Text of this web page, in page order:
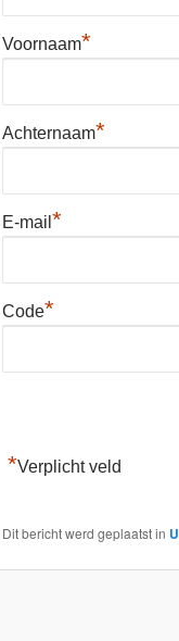
Voornaam*
Achternaam*
E-mail *
Code*
*Verplicht veld
Dit bericht werd geplaatst in